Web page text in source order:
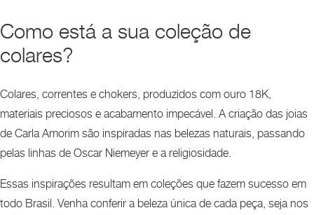
Como está a sua coleção de
colares?
Colares, correntes e chokers, produzidos com ouro 18K,
materiais preciosos e acabamento impecável. A criação das joias
de Carla Amorim são inspiradas nas belezas naturais, passando
pelas linhas de Oscar Niemeyer e a religiosidade.
Essas inspirações resultam em coleções que fazem sucesso em
todo Brasil. Venha conferir a beleza única de cada peça, seja nos